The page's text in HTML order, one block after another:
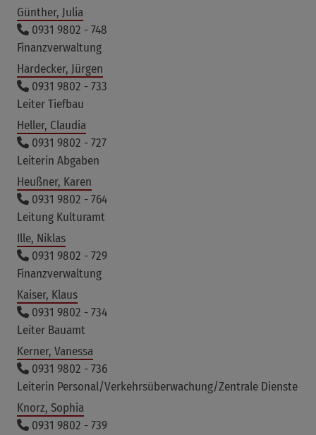
Günther, Julia
0931 9802 - 748
Finanzverwaltung
Hardecker, Jürgen
0931 9802 - 733
Leiter Tiefbau
Heller, Claudia
0931 9802 - 727
Leiterin Abgaben
Heußner, Karen
0931 9802 - 764
Leitung Kulturamt
Ille, Niklas
0931 9802 - 729
Finanzverwaltung
Kaiser, Klaus
0931 9802 - 734
Leiter Bauamt
Kerner, Vanessa
0931 9802 - 736
Leiterin Personal/Verkehrsüberwachung/Zentrale Dienste
Knorz, Sophia
0931 9802 - 739